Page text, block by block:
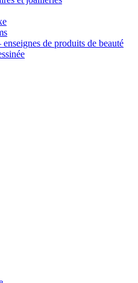
enseignes de produits de beauté